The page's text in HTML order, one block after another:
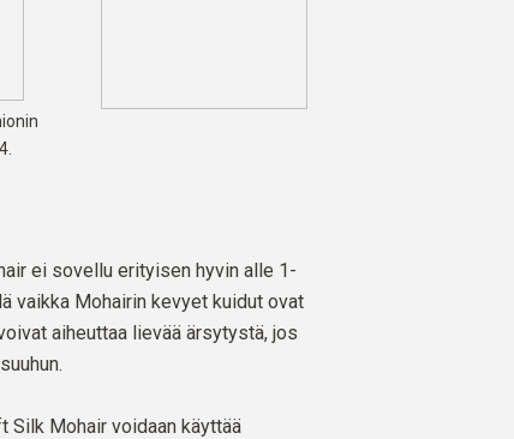
ei sovellu erityisen hyvin alle 1-
vaikka Mohairin kevyet kuidut ovat
aiheuttaa lievää ärsytystä, jos
Silk Mohair voidaan käyttää